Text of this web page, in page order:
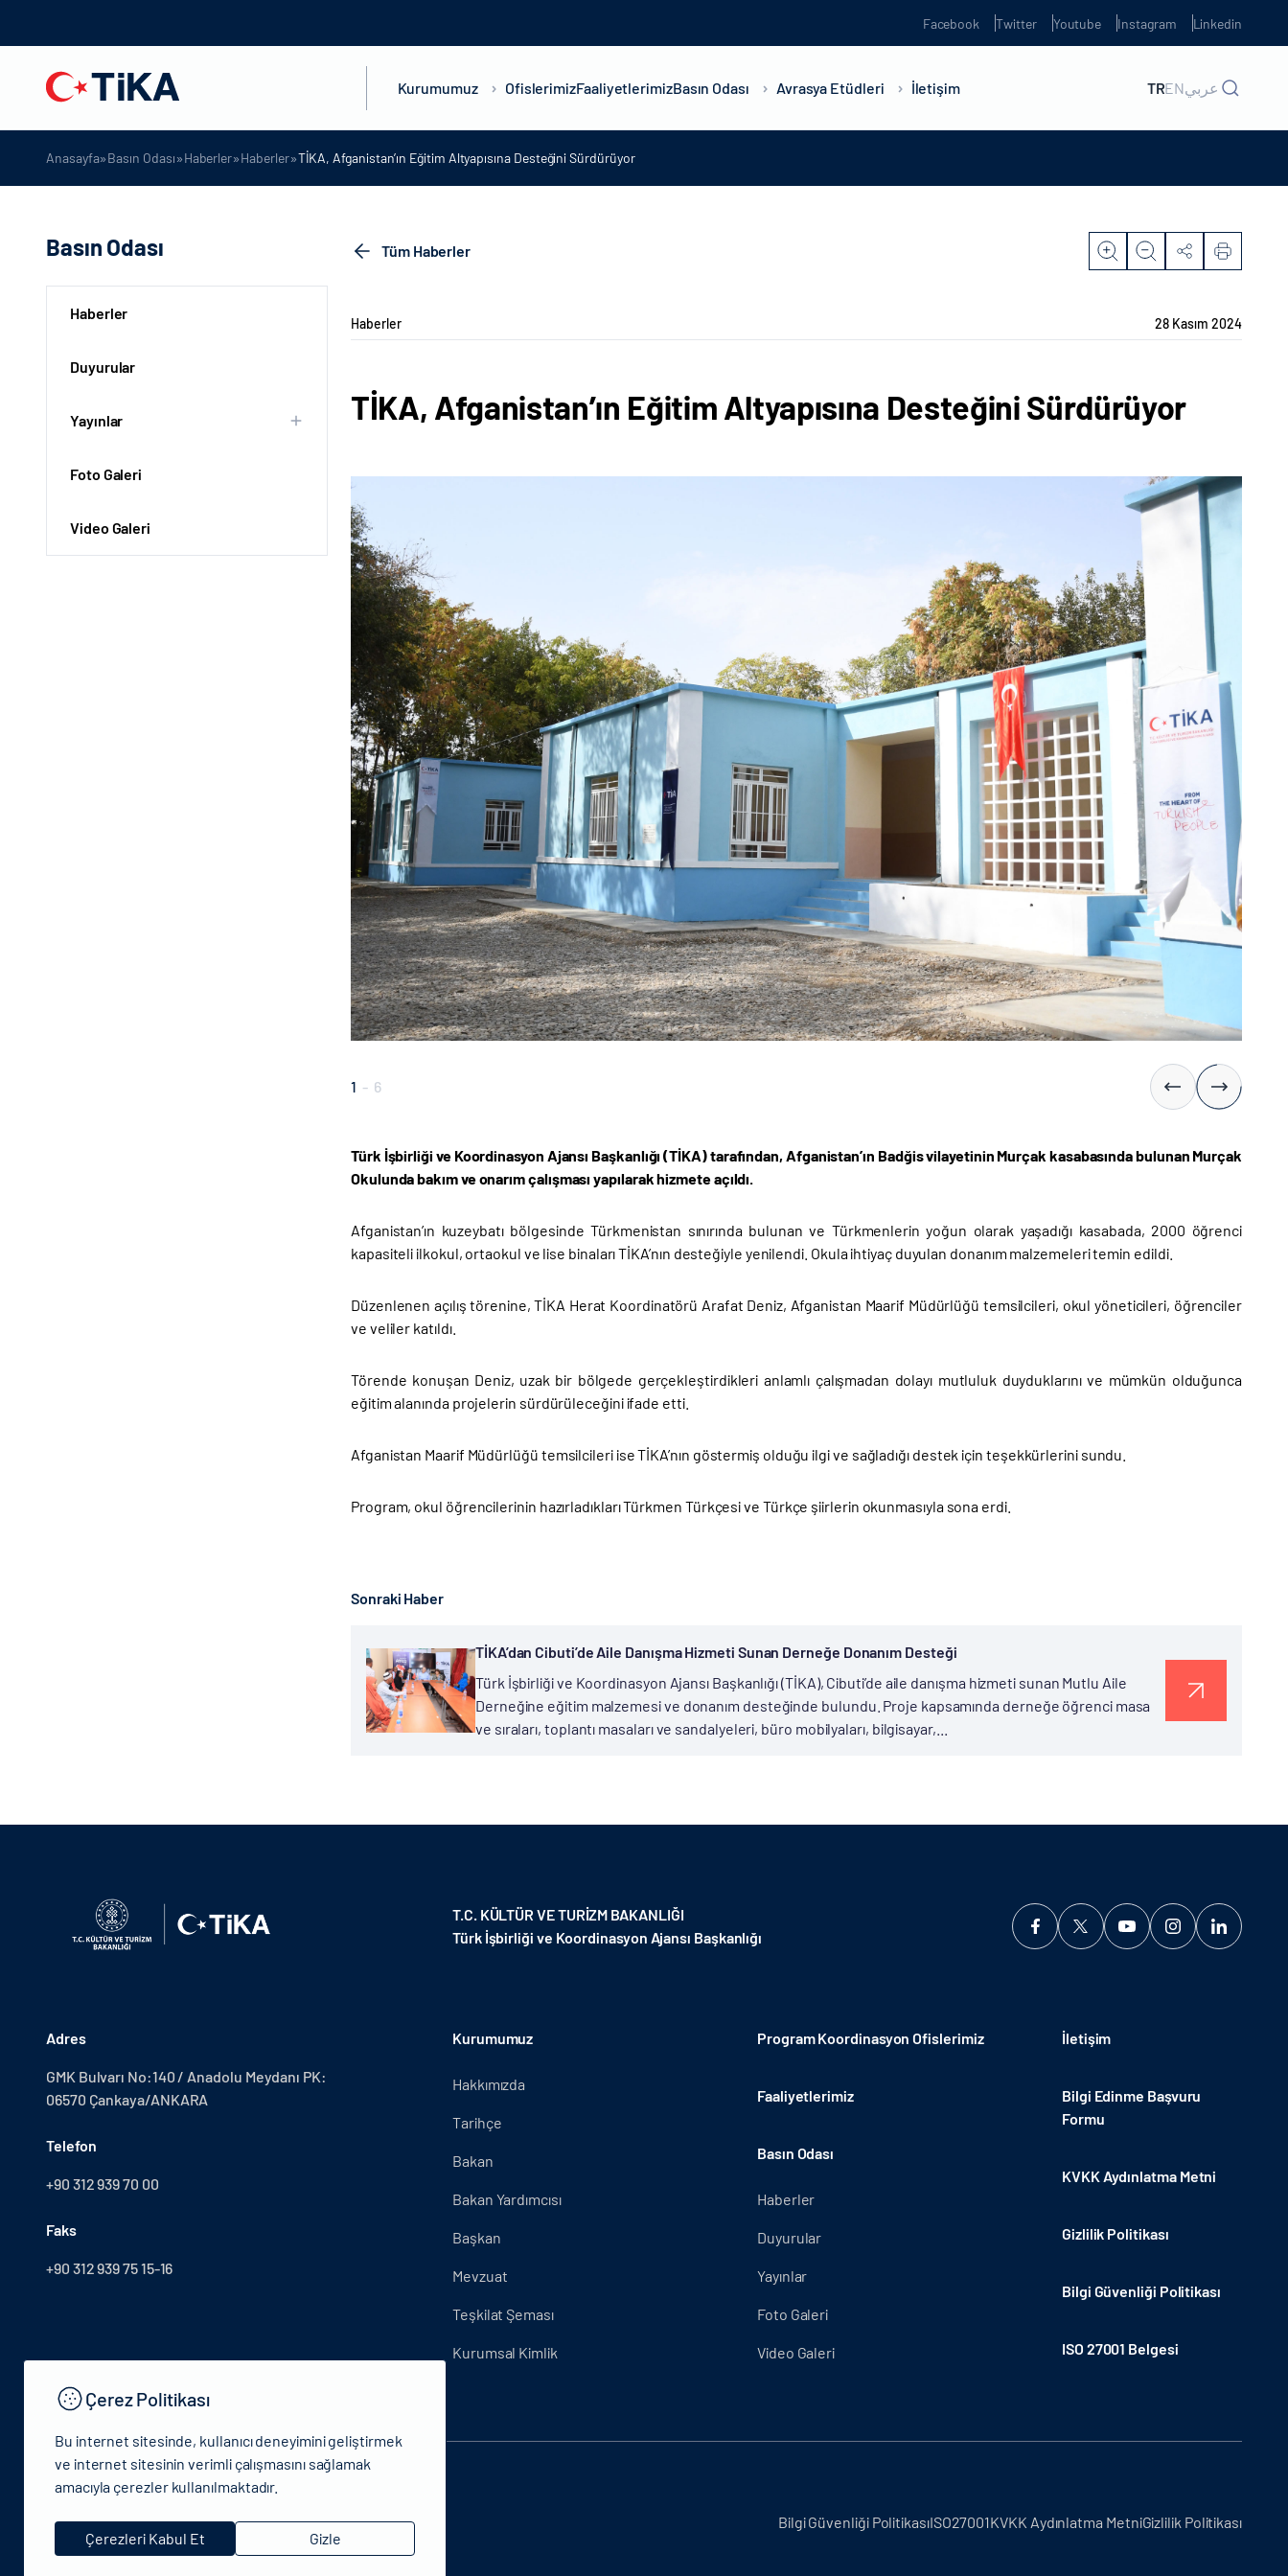
Facebook Twitter Youtube Instagram Linkedin
Kurumumuz OfislerimizFaaliyetlerimizBasın Odası Avrasya Etüdleri İletişim TRENعربي
Anasayfa»Basın Odası»Haberler»Haberler»TİKA, Afganistan’ın Eğitim Altyapısına Desteğini Sürdürüyor
Basın Odası
Haberler
Duyurular
Yayınlar
Foto Galeri
Video Galeri
Tüm Haberler
Haberler 28 Kasım 2024
TİKA, Afganistan’ın Eğitim Altyapısına Desteğini Sürdürüyor
1 - 6
Türk İşbirliği ve Koordinasyon Ajansı Başkanlığı (TİKA) tarafından, Afganistan’ın Badğis vilayetinin Murçak kasabasında bulunan Murçak
Okulunda bakım ve onarım çalışması yapılarak hizmete açıldı.
Afganistan’ın kuzeybatı bölgesinde Türkmenistan sınırında bulunan ve Türkmenlerin yoğun olarak yaşadığı kasabada, 2000 öğrenci
kapasiteli ilkokul, ortaokul ve lise binaları TİKA’nın desteğiyle yenilendi. Okula ihtiyaç duyulan donanım malzemeleri temin edildi.
Düzenlenen açılış törenine, TİKA Herat Koordinatörü Arafat Deniz, Afganistan Maarif Müdürlüğü temsilcileri, okul yöneticileri, öğrenciler
ve veliler katıldı.
Törende konuşan Deniz, uzak bir bölgede gerçekleştirdikleri anlamlı çalışmadan dolayı mutluluk duyduklarını ve mümkün olduğunca
eğitim alanında projelerin sürdürüleceğini ifade etti.
Afganistan Maarif Müdürlüğü temsilcileri ise TİKA’nın göstermiş olduğu ilgi ve sağladığı destek için teşekkürlerini sundu.
Program, okul öğrencilerinin hazırladıkları Türkmen Türkçesi ve Türkçe şiirlerin okunmasıyla sona erdi.
Sonraki Haber
TİKA’dan Cibuti’de Aile Danışma Hizmeti Sunan Derneğe Donanım Desteği
Türk İşbirliği ve Koordinasyon Ajansı Başkanlığı (TİKA), Cibuti’de aile danışma hizmeti sunan Mutlu Aile
Derneğine eğitim malzemesi ve donanım desteğinde bulundu. Proje kapsamında derneğe öğrenci masa
ve sıraları, toplantı masaları ve sandalyeleri, büro mobilyaları, bilgisayar,...
T.C. KÜLTÜR VE TURİZM BAKANLIĞI
Türk İşbirliği ve Koordinasyon Ajansı Başkanlığı
Adres
GMK Bulvarı No:140 / Anadolu Meydanı PK:
06570 Çankaya/ANKARA
Telefon
+90 312 939 70 00
Faks
+90 312 939 75 15-16
Kurumumuz
Hakkımızda
Tarihçe
Bakan
Bakan Yardımcısı
Başkan
Mevzuat
Teşkilat Şeması
Kurumsal Kimlik
Program Koordinasyon Ofislerimiz
Faaliyetlerimiz
Basın Odası
Haberler
Duyurular
Yayınlar
Foto Galeri
Video Galeri
İletişim
Bilgi Edinme Başvuru
Formu
KVKK Aydınlatma Metni
Gizlilik Politikası
Bilgi Güvenliği Politikası
ISO 27001 Belgesi
© 2024 T.C.Kültür ve Turizm Bakanlığı - Tüm hakları saklıdır. Bilgi Güvenliği PolitikasıISO27001KVKK Aydınlatma MetniGizlilik Politikası
Çerez Politikası
Bu internet sitesinde, kullanıcı deneyimini geliştirmek
ve internet sitesinin verimli çalışmasını sağlamak
amacıyla çerezler kullanılmaktadır.
Çerezleri Kabul Et Gizle